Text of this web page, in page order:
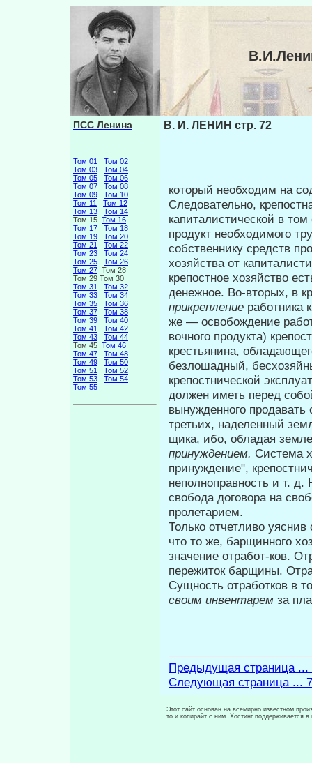
ПСС Ленина
Том 01
Том 02
Том 03
Том 04
Том 05
Том 06
Том 07
Том 08
Том 09
Том 10
Том 11
Том 12
Том 13
Том 14
Том 15 Том 16
Том 17
Том 18
Том 19
Том 20
Том 21
Том 22
Том 23
Том 24
Том 25
Том 26
Том 27 Том 28
Том 29 Том 30
Том 31
Том 32
Том 33
Том 34
Том 35
Том 36
Том 37
Том 38
Том 39
Том 40
Том 41
Том 42
Том 43
Том 44
Том 45 Том 46
Том 47
Том 48
Том 49
Том 50
Том 51
Том 52
Том 53
Том 54
Том 55
В. И. ЛЕНИН стр. 72
который необходим на
Следовательно,
капитали­стической в
продукт необходимо­го
собственнику средств
хозяйства от
крепостное хозяйство
денежное. Во-вторых, в
прикрепление работника
же — освобождение
вочного продукта)
крестьянина,
безлошадный,
крепостнической
должен иметь перед
вынужденного
третьих, наделенный
щика, ибо, обладая
принуждени­ем. Система
принуждение",
неполноправность и т.
свобода договора на
пролетарием.
Только отчетливо
что то же, барщинного
значение отработ-ков.
пережиток барщины.
Сущность отработков в
своим инвентарем за
Предыдущая страница ...
Следующая страница ...
Этот сайт основан на всемирно известном
то и копирайт с ним. Хостинг поддерживается